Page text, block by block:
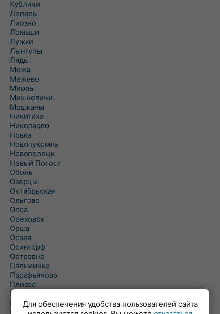
Кубличи
Лепель
Лиозно
Ломаши
Лужки
Лынтупы
Ляды
Межа
Межево
Миоры
Мишневичи
Мошканы
Никитиха
Николаево
Новка
Новолукомль
Новополоцк
Новый Погост
Оболь
Озерцы
Октябрьская
Ольгово
Опса
Ореховск
Орша
Освея
Осинторф
Островно
Пальминка
Парафьяново
Плисса
Повятье
ПогощаДля обеспечения удобства пользователей сайта